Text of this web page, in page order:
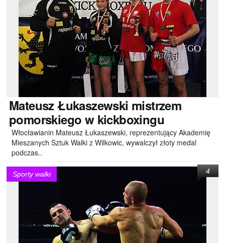
MateuszŁukaszewski mistrzem
pomorskiego w kickboxingu
Włocławianin Mateusz Łukaszewski, reprezentujący Akademię
Mieszanych Sztuk Walki z Wilkowic, wywalczył złoty medal
podczas..
Sporty walki 4